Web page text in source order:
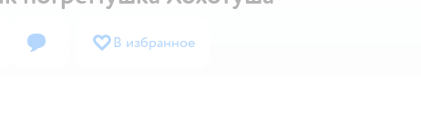
В избранное